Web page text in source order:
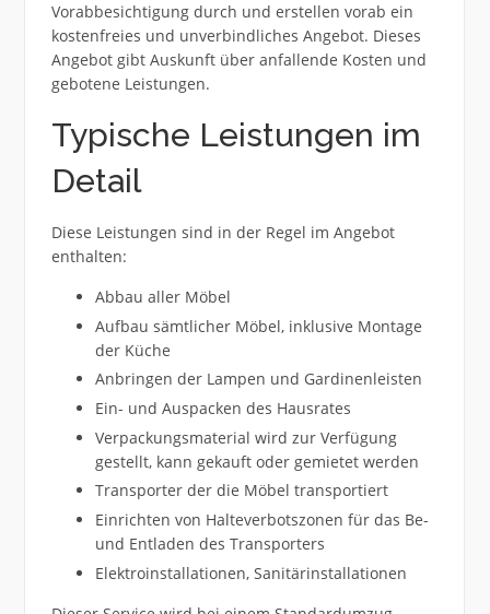
Vorabbesichtigung durch und erstellen vorab ein
kostenfreies und unverbindliches Angebot. Dieses
Angebot gibt Auskunft über anfallende Kosten und
gebotene Leistungen.
Typische Leistungen im
Detail
Diese Leistungen sind in der Regel im Angebot
enthalten:
Abbau aller Möbel
Aufbau sämtlicher Möbel, inklusive Montage
der Küche
Anbringen der Lampen und Gardinenleisten
Ein- und Auspacken des Hausrates
Verpackungsmaterial wird zur Verfügung
gestellt, kann gekauft oder gemietet werden
Transporter der die Möbel transportiert
Einrichten von Halteverbotszonen für das Be-
und Entladen des Transporters
Elektroinstallationen, Sanitärinstallationen